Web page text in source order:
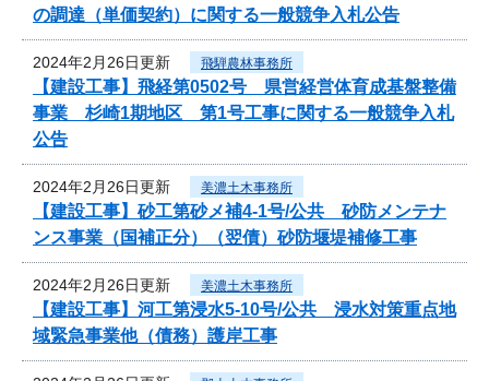
の調達（単価契約）に関する一般競争入札公告
2024年2月26日更新 飛騨農林事務所
【建設工事】飛経第0502号 県営経営体育成基盤整備
事業 杉崎1期地区 第1号工事に関する一般競争入札
公告
2024年2月26日更新 美濃土木事務所
【建設工事】砂工第砂メ補4-1号/公共 砂防メンテナ
ンス事業（国補正分）（翌債）砂防堰堤補修工事
2024年2月26日更新 美濃土木事務所
【建設工事】河工第浸水5-10号/公共 浸水対策重点地
域緊急事業他（債務）護岸工事